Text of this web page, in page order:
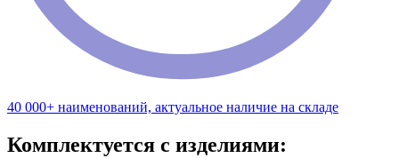
40 000+ наименований, актуальное наличие на складе
Комплектуется с изделиями: